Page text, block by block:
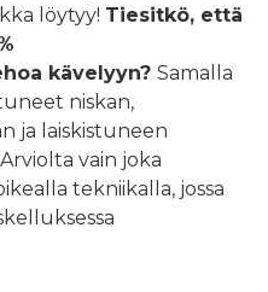
löytyy! Tiesitkö, että
kävelyyn? Samalla
niskan,
ja laiskistuneen
vain joka
tekniikalla, jossa